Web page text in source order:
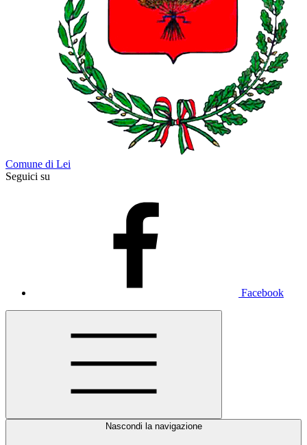
Comune di Lei
Seguici su
Facebook
Nascondi la navigazione